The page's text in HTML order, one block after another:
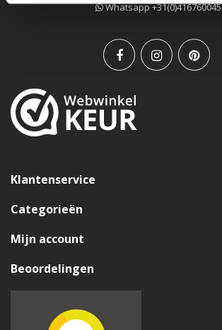
Whatsapp +31(0)416760045
Klantenservice
Categorieën
Mijn account
Beoordelingen